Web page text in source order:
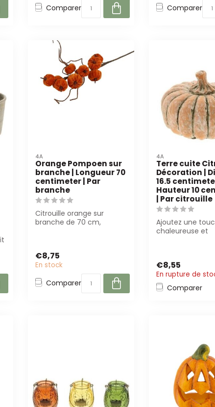
Comparer Comparer
4A
Orange Pompoen sur
branche | Longueur 70
centimeter | Par
branche
Citrouille orange sur
branche de 70 cm,
€8,75
En stock
Comparer
4A
Terre cuite
Décoration |
16.5
Hauteur 10
| Par citrouille
Ajoutez une
chaleureuse et
€8,55
En rupture de
Comparer